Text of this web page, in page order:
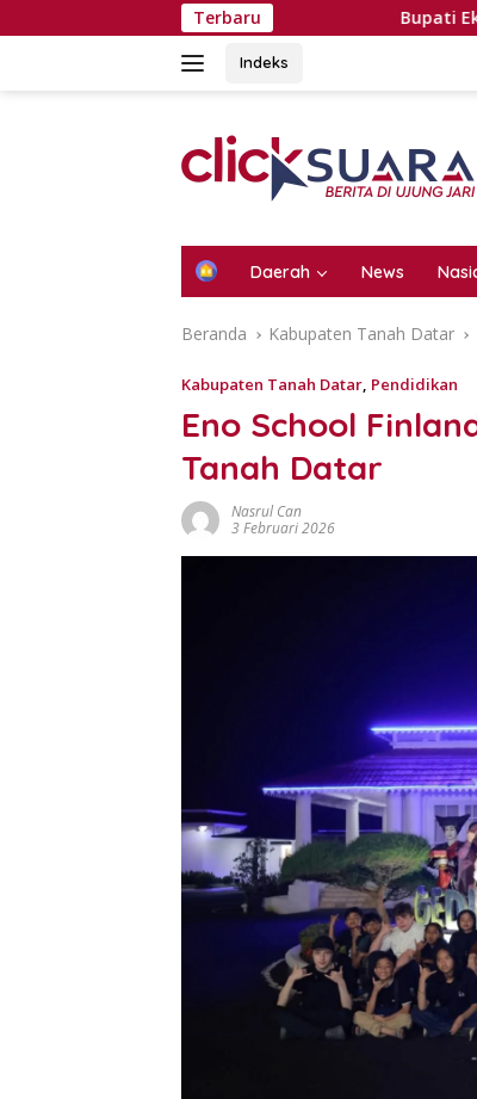
ke
Terbaru Bupati Eka Putra
Indeks
H
e
Daerah News
Beranda Kabupaten Tanah Datar
Kabupaten Tanah Datar, Pendidikan
Eno School
Tanah Datar
Nasrul Can
3 Februari 2026